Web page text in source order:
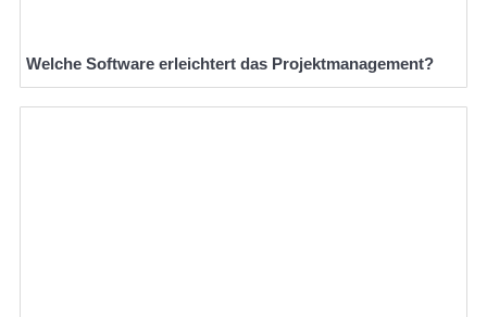
Welche Software erleichtert das Projektmanagement?